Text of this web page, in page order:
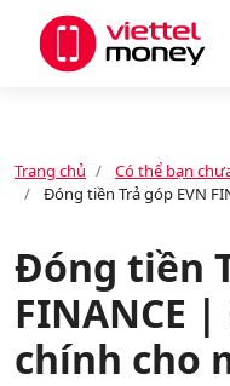
Dịch vụ
Trang chủ
Có thể bạn
Đóng tiền Trả góp EVN
Đóng tiền
FINANCE
chính cho